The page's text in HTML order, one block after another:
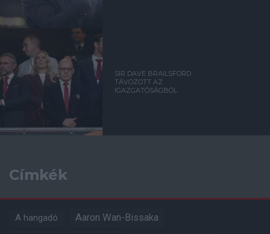
SIR DAVE BRAILSFORD
TÁVOZOTT AZ
IGAZGATÓSÁGBÓL
Címkék
A hangadó Aaron Wan-Bissaka